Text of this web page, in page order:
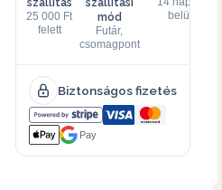
25 000 Ft
felett
mód
Futár,
csomagpont
belül
Biztonságos fizetés
Pay